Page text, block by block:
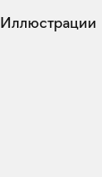
Иллюстрации